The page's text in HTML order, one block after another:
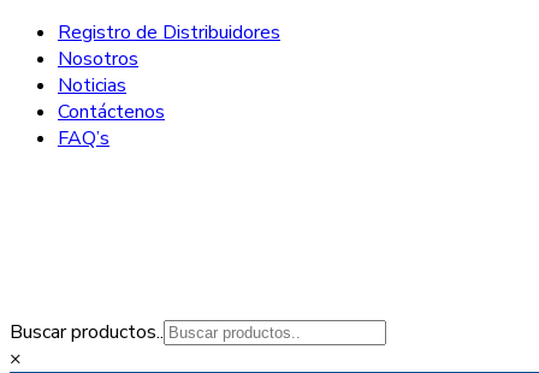
Registro de Distribuidores
Nosotros
Noticias
Contáctenos
FAQ’s
Buscar productos..
×